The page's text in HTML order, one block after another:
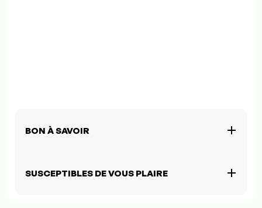
BON À SAVOIR
SUSCEPTIBLES DE VOUS PLAIRE